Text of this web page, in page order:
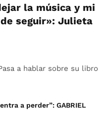
la música y mi
seguir»: Julieta
a hablar sobre su libro
a perder”: GABRIEL